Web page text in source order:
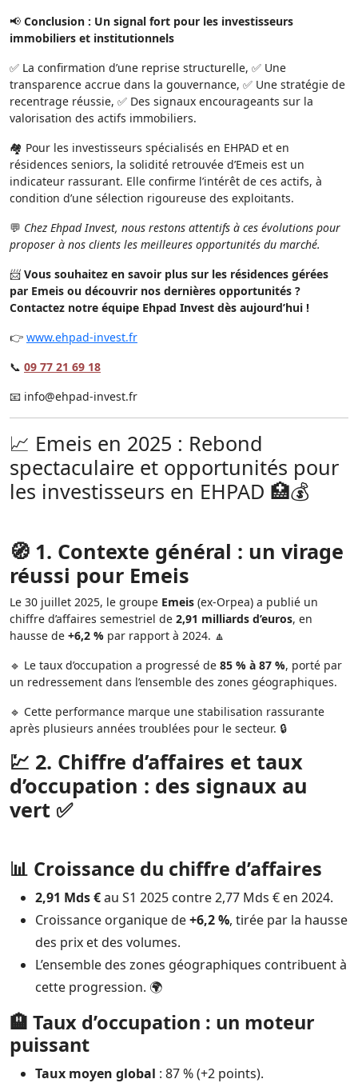
📢 Conclusion : Un signal fort pour les investisseurs
immobiliers et institutionnels
✅ La confirmation d’une reprise structurelle, ✅ Une
transparence accrue dans la gouvernance, ✅ Une stratégie de
recentrage réussie, ✅ Des signaux encourageants sur la
valorisation des actifs immobiliers.
🏘️ Pour les investisseurs spécialisés en EHPAD et en
résidences seniors, la solidité retrouvée d’Emeis est un
indicateur rassurant. Elle confirme l’intérêt de ces actifs, à
condition d’une sélection rigoureuse des exploitants.
💬 Chez Ehpad Invest, nous restons attentifs à ces évolutions pour
proposer à nos clients les meilleures opportunités du marché.
📨 Vous souhaitez en savoir plus sur les résidences gérées
par Emeis ou découvrir nos dernières opportunités ?
Contactez notre équipe Ehpad Invest dès aujourd’hui !
👉 www.ehpad-invest.fr
📞 09 77 21 69 18
📧 info@ehpad-invest.fr
📈 Emeis en 2025 : Rebond
spectaculaire et opportunités pour
les investisseurs en EHPAD 🏥💰
🧭 1. Contexte général : un virage
réussi pour Emeis
Le 30 juillet 2025, le groupe Emeis (ex-Orpea) a publié un
chiffre d’affaires semestriel de 2,91 milliards d’euros, en
hausse de +6,2 % par rapport à 2024. 🔼
🔹 Le taux d’occupation a progressé de 85 % à 87 %, porté par
un redressement dans l’ensemble des zones géographiques.
🔹 Cette performance marque une stabilisation rassurante
après plusieurs années troublées pour le secteur. 🔒
💹 2. Chiffre d’affaires et taux
d’occupation : des signaux au
vert ✅
📊 Croissance du chiffre d’affaires
2,91 Mds €au S1 2025 contre 2,77 Mds € en 2024.
Croissance organique de+6,2 %, tirée par la hausse
des prix et des volumes.
L’ensemble des zones géographiques contribuent à
cette progression. 🌍
🏨 Taux d’occupation : un moteur
puissant
Taux moyen global : 87 % (+2 points).